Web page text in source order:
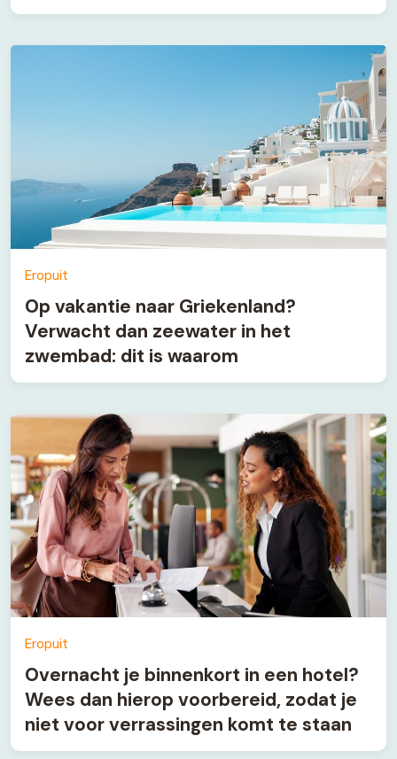
Eropuit
Op vakantie naar Griekenland?
Verwacht dan zeewater in het
zwembad: dit is waarom
Eropuit
Overnacht je binnenkort in een hotel?
Wees dan hierop voorbereid, zodat je
niet voor verrassingen komt te staan